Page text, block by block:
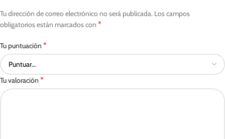
Tu dirección de correo electrónico no será publicada. Los campos
obligatorios están marcados con *
Tu puntuación *
Tu valoración *